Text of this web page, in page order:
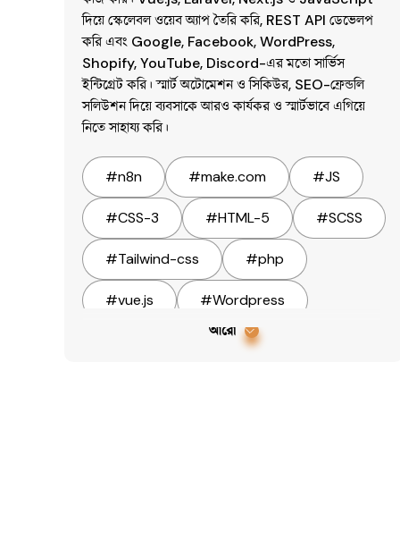
দিয়ে স্কেলেবল ওয়েব অ্যাপ তৈরি করি, REST API ডেভেলপ
করি এবং Google, Facebook, WordPress,
Shopify, YouTube, Discord-এর মতো সার্ভিস
ইন্টিগ্রেট করি। স্মার্ট অটোমেশন ও সিকিউর, SEO-ফ্রেন্ডলি
সলিউশন দিয়ে ব্যবসাকে আরও কার্যকর ও স্মার্টভাবে এগিয়ে
নিতে সাহায্য করি।
#n8n #make.com #JS
#CSS-3 #HTML-5 #SCSS
#Tailwind-css #php
#vue.js #Wordpress
#Webflow
আরো